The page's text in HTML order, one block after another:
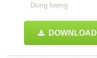
Dung lượng
DOWNLOAD